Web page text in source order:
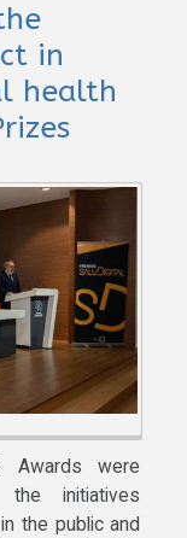
in
health
Awards were
initiatives
the public and